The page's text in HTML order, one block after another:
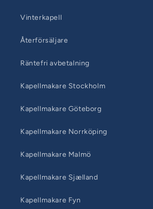
Vinterkapell
Återförsäljare
Räntefri avbetalning
Kapellmakare Stockholm
Kapellmakare Göteborg
Kapellmakare Norrköping
Kapellmakare Malmö
Kapellmakare Sjælland
Kapellmakare Fyn